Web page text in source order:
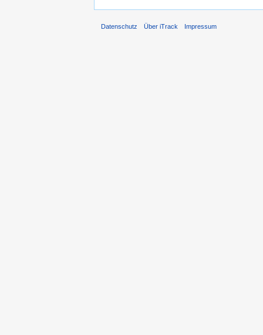
Datenschutz Über iTrack Impressum